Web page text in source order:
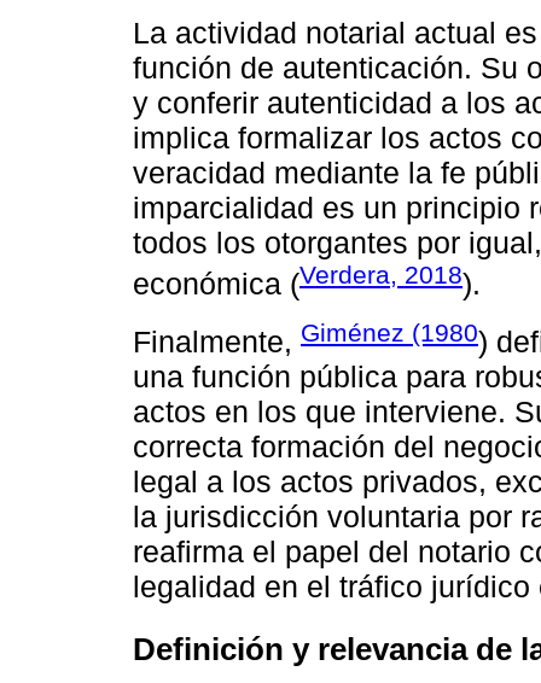
La actividad notarial actual
función de autenticación. Su
y conferir autenticidad a los
implica formalizar los actos
veracidad mediante la fe
imparcialidad es un principio
todos los otorgantes por
económica (Verdera, 2018).
Finalmente, Giménez (1980)
una función pública para
actos en los que interviene.
correcta formación del
legal a los actos privados,
la jurisdicción voluntaria por
reafirma el papel del notario
legalidad en el tráfico jurídico
Definición y relevancia de